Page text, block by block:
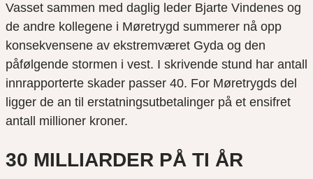
Vasset sammen med daglig leder Bjarte Vindenes og
de andre kollegene i Møretrygd summerer nå opp
konsekvensene av ekstremværet Gyda og den
påfølgende stormen i vest. I skrivende stund har antall
innrapporterte skader passer 40. For Møretrygds del
ligger de an til erstatningsutbetalinger på et ensifret
antall millioner kroner.
30 MILLIARDER PÅ TI ÅR